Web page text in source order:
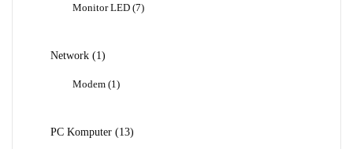
Monitor LED 77
Network 11
Modem 1 1
PC Komputer 1313